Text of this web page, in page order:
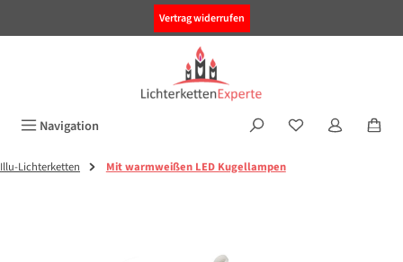
Vertrag widerrufen
Navigation
Illu-Lichterketten Mit warmweißen LED Kugellampen